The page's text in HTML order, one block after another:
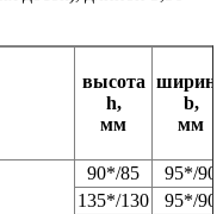
высота
h,
мм
b,
мм
90*/85
95*/90
135*/130
95*/90